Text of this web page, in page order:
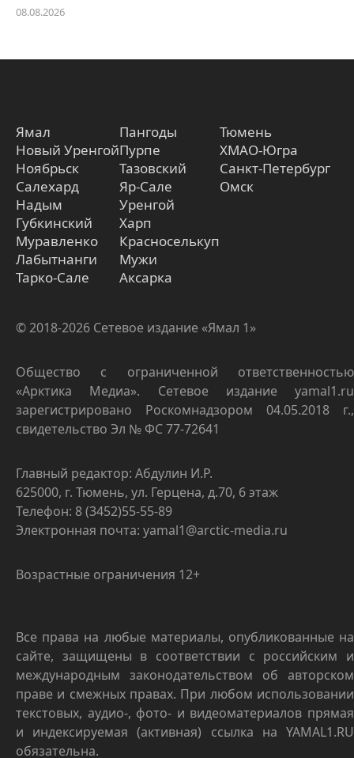
08.08.2026
Ямал
Новый Уренгой
Ноябрьск
Салехард
Надым
Губкинский
Муравленко
Лабытнанги
Тарко-Сале
Пангоды
Пурпе
Тазовский
Яр-Сале
Уренгой
Харп
Красноселькуп
Мужи
Аксарка
Тюмень
ХМАО-Югра
Санкт-Петербург
Омск
© 2018-2026 Сетевое издание «Ямал 1»
Общество с ограниченной ответственностью
«Арктика Медиа». Сетевое издание yamal1.ru
зарегистрировано Роскомнадзором 04.05.2018 г.,
свидетельство Эл № ФС 77-72641
Главный редактор: Абдулин И.Р.
625000, г. Тюмень, ул. Герцена, д.70, 6 этаж
Телефон: 8 (3452)55-55-89
Электронная почта: yamal1@arctic-media.ru
Возрастные ограничения 12+
Все права на любые материалы, опубликованные на
сайте, защищены в соответствии с российским и
международным законодательством об авторском
праве и смежных правах. При любом использовании
текстовых, аудио-, фото- и видеоматериалов прямая
и индексируемая (активная) ссылка на YAMAL1.RU
обязательна.